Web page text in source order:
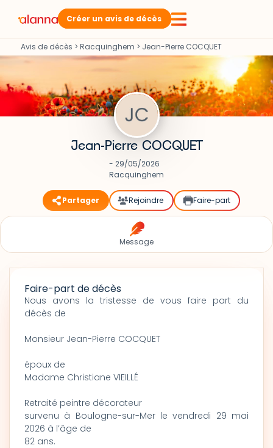
Créer un avis de décès
Avis de décès > Racquinghem > Jean-Pierre COCQUET
Jean-Pierre COCQUET
- 29/05/2026
Racquinghem
Partager Rejoindre Faire-part
Message
Faire-part de décès
Nous avons la tristesse de vous faire part du
décès de
Monsieur Jean-Pierre COCQUET
époux de
Madame Christiane VIEILLÉ
Retraité peintre décorateur
survenu à Boulogne-sur-Mer le vendredi 29 mai
2026 à l’âge de
82 ans.